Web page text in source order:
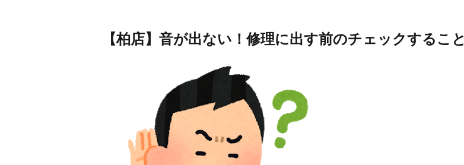
【柏店】音が出ない！修理に出す前のチェックすること